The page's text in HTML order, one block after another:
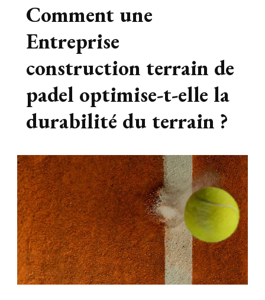
Comment une
Entreprise
construction terrain de
padel optimise-t-elle la
durabilité du terrain ?